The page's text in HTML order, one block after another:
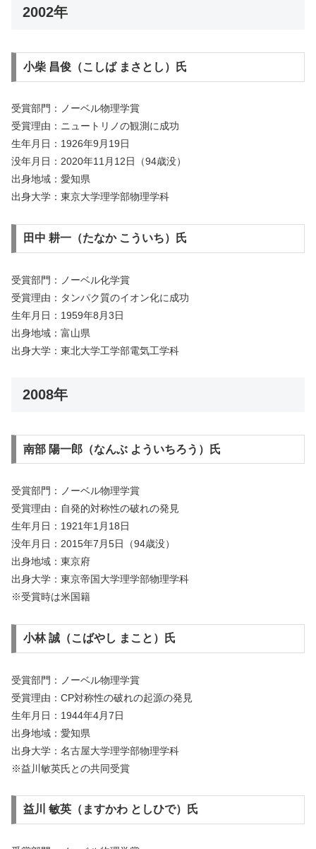
2002年
小柴 昌俊（こしば まさとし）氏
受賞部門：ノーベル物理学賞
受賞理由：ニュートリノの観測に成功
生年月日：1926年9月19日
没年月日：2020年11月12日（94歳没）
出身地域：愛知県
出身大学：東京大学理学部物理学科
田中 耕一（たなか こういち）氏
受賞部門：ノーベル化学賞
受賞理由：タンパク質のイオン化に成功
生年月日：1959年8月3日
出身地域：富山県
出身大学：東北大学工学部電気工学科
2008年
南部 陽一郎（なんぶ よういちろう）氏
受賞部門：ノーベル物理学賞
受賞理由：自発的対称性の破れの発見
生年月日：1921年1月18日
没年月日：2015年7月5日（94歳没）
出身地域：東京府
出身大学：東京帝国大学理学部物理学科
※受賞時は米国籍
小林 誠（こばやし まこと）氏
受賞部門：ノーベル物理学賞
受賞理由：CP対称性の破れの起源の発見
生年月日：1944年4月7日
出身地域：愛知県
出身大学：名古屋大学理学部物理学科
※益川敏英氏との共同受賞
益川 敏英（ますかわ としひで）氏